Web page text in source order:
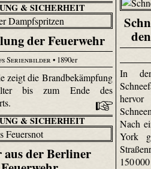
In
Nach
York
150
& SICHERHEIT
der Feuerwehr
Serienbilder • 1890er
zeigt die Brandbekämpfung
bis zum Ende des
& SICHERHEIT
der Berliner